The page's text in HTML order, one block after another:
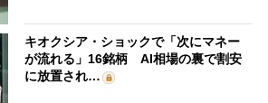
キオクシア・ショックで「次にマネー
が流れる」16銘柄 AI相場の裏で割安
に放置され…